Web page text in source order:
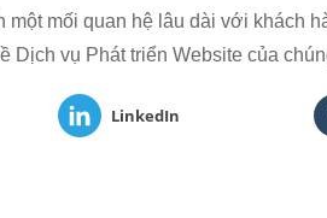
mối quan hệ lâu dài với khách
Dịch vụ Phát triển Website của
LinkedIn